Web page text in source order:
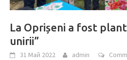
La Oprișeni a fost
unirii”
31 Май 2022 admin